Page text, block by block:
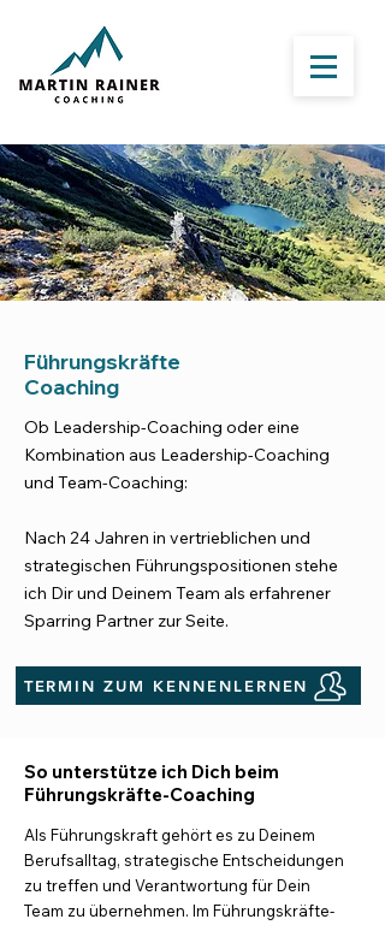
Führungskräfte
Coaching
Ob Leadership-Coaching oder eine
Kombination aus Leadership-Coaching
und Team-Coaching:
Nach 24 Jahren in vertrieblichen und
strategischen Führungspositionen stehe
ich Dir und Deinem Team als erfahrener
Sparring Partner zur Seite.
TERMIN ZUM KENNENLERNEN
So unterstütze ich Dich beim
Führungskräfte-Coaching
Als Führungskraft gehört es zu Deinem
Berufsalltag, strategische Entscheidungen
zu treffen und Verantwortung für Dein
Team zu übernehmen. Im Führungskräfte-